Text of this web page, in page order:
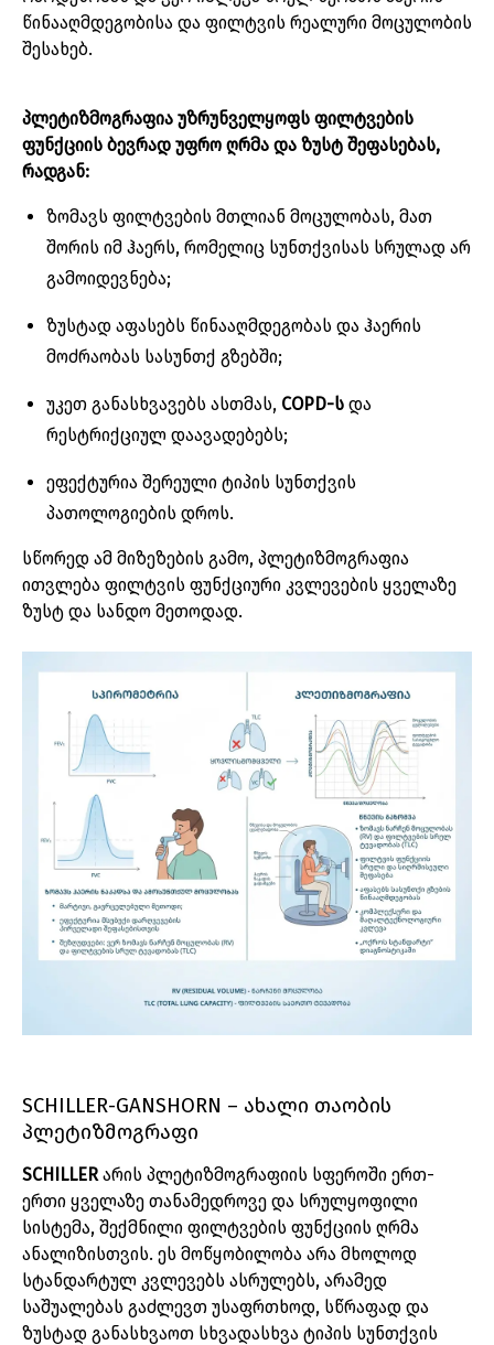
წინააღმდეგობისა და ფილტვის რეალური მოცულობის
შესახებ.
პლეტიზმოგრაფია უზრუნველყოფს ფილტვების
ფუნქციის ბევრად უფრო ღრმა და ზუსტ შეფასებას,
რადგან:
ზომავს ფილტვების მთლიან მოცულობას, მათ
შორის იმ ჰაერს, რომელიც სუნთქვისას სრულად არ
გამოიდევნება;
ზუსტად აფასებს წინააღმდეგობას და ჰაერის
მოძრაობას სასუნთქ გზებში;
უკეთ განასხვავებს ასთმას, COPD-ს და
რესტრიქციულ დაავადებებს;
ეფექტურია შერეული ტიპის სუნთქვის
პათოლოგიების დროს.
სწორედ ამ მიზეზების გამო, პლეტიზმოგრაფია
ითვლება ფილტვის ფუნქციური კვლევების ყველაზე
ზუსტ და სანდო მეთოდად.
SCHILLER-GANSHORN – ახალი თაობის
პლეტიზმოგრაფი
SCHILLER არის პლეტიზმოგრაფიის სფეროში ერთ-
ერთი ყველაზე თანამედროვე და სრულყოფილი
სისტემა, შექმნილი ფილტვების ფუნქციის ღრმა
ანალიზისთვის. ეს მოწყობილობა არა მხოლოდ
სტანდარტულ კვლევებს ასრულებს, არამედ
საშუალებას გაძლევთ უსაფრთხოდ, სწრაფად და
ზუსტად განასხვაოთ სხვადასხვა ტიპის სუნთქვის